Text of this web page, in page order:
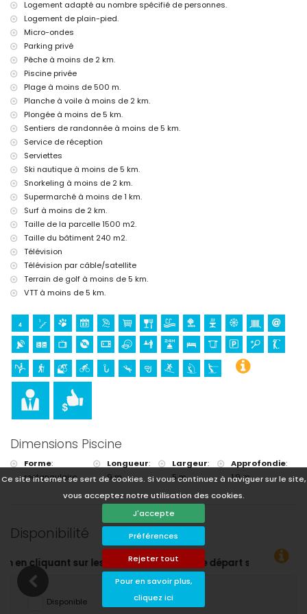
Ce site internet se sert de cookies. Si vous continuez à naviguer sur le site,
vous acceptez notre utilisation des cookies.
J'accepte
Préférences
Rejeter tout
Pour en savoir plus,
cliquez ici
Équipements et services en supplément
lit supplémentaire et lits/couffins pour enfants (sur demande)
Activités de divertissement et de loisirs pour vos vacances à
Dénia, Costa Blanca
discothèque, boîte de nuit, bar et promenade (à moins de 5 kilomètres
de la maison)
Sites et culture à Dénia, Costa Blanca
église, château (Portal de la Vila, Dénia), ruine et lieu historique (à
moins de 5 kilomètres de l'hébergement)
Sports
tennis et cyclisme (à moins de 1000 mètres de la villa)
golf, équitation, randonnée, VTT, pêche, plongée, plongée avec tuba,
surf, planche à voile et ski nautique (à moins de 5 kilomètres de la
villa)
Logement adapté au nombre spécifié de personnes.
Logement de plain-pied.
Micro-ondes
Parking privé
Pêche à moins de 2 km.
Piscine privée
Plage à moins de 500 m.
Planche à voile à moins de 2 km.
Plongée à moins de 5 km.
Sentiers de randonnée à moins de 5 km.
Service de réception
Serviettes
Ski nautique à moins de 5 km.
Snorkeling à moins de 2 km.
Supermarché à moins de 1 km.
Surf à moins de 2 km.
Taille de la parcelle 1500 m2.
Taille du bâtiment 240 m2.
Télévision
Télévision par câble/satellite
Terrain de golf à moins de 5 km.
VTT à moins de 5 km.
Dimensions Piscine
Forme:
rectangulaire
Longueur:
9 m.
Largeur:
5 m.
Approfondie:
1,9 m.
Disponibilité
et de départ souhaitées !
Disponible